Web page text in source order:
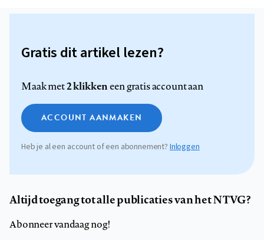
Gratis dit artikel lezen?
Maak met2 klikkeneen gratis account aan
ACCOUNT AANMAKEN
Heb je al een account of een abonnement? Inloggen
Altijd toegang tot alle publicaties van het NTVG?
Abonneer vandaag nog!